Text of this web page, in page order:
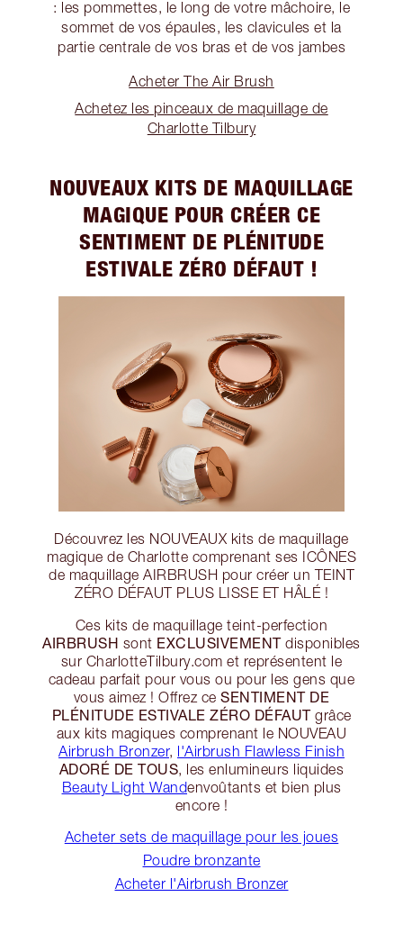
: les pommettes, le long de votre mâchoire, le
sommet de vos épaules, les clavicules et la
partie centrale de vos bras et de vos jambes
Acheter The Air Brush
Achetez les pinceaux de maquillage de
Charlotte Tilbury
NOUVEAUX KITS DE MAQUILLAGE
MAGIQUE POUR CRÉER CE
SENTIMENT DE PLÉNITUDE
ESTIVALE ZÉRO DÉFAUT !
Découvrez les NOUVEAUX kits de maquillage
magique de Charlotte comprenant ses ICÔNES
de maquillage AIRBRUSH pour créer un TEINT
ZÉRO DÉFAUT PLUS LISSE ET HÂLÉ !
Ces kits de maquillage teint-perfection
AIRBRUSH sont EXCLUSIVEMENTdisponibles
sur CharlotteTilbury.com et représentent le
cadeau parfait pour vous ou pour les gens que
vous aimez ! Offrez ceSENTIMENT DE
PLÉNITUDE ESTIVALE ZÉRO DÉFAUTgrâce
aux kits magiques comprenant le NOUVEAU
Airbrush Bronzer, l'Airbrush Flawless Finish
ADORÉ DE TOUS , les enlumineurs liquides
Beauty Light Wandenvoûtants et bien plus
encore !
Acheter sets de maquillage pour les joues
Poudre bronzante
Acheter l'Airbrush Bronzer